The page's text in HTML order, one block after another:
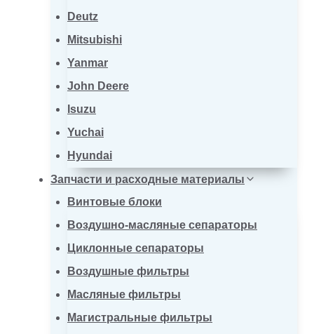
Deutz
Mitsubishi
Yanmar
John Deere
Isuzu
Yuchai
Hyundai
Запчасти и расходные материалы
Винтовые блоки
Воздушно-масляные сепараторы
Циклонные сепараторы
Воздушные фильтры
Масляные фильтры
Магистральные фильтры